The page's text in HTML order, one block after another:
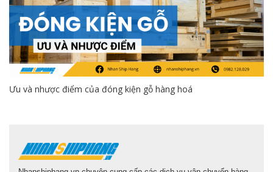
Ưu và nhược điểm của đóng kiện gỗ hàng hoá